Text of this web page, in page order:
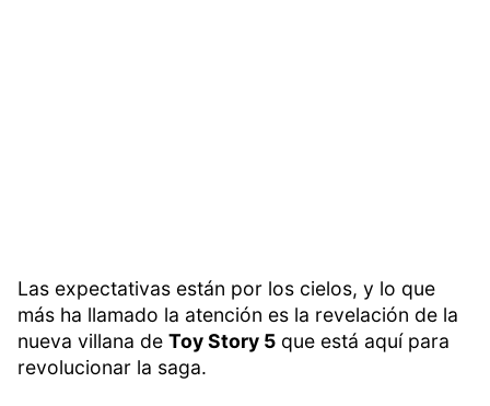
Las expectativas están por los cielos, y lo que
más ha llamado la atención es la revelación de la
nueva villana de Toy Story 5 que está aquí para
revolucionar la saga.